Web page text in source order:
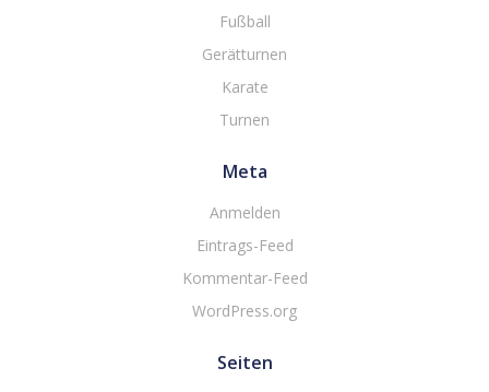
Fußball
Gerätturnen
Karate
Turnen
Meta
Anmelden
Eintrags-Feed
Kommentar-Feed
WordPress.org
Seiten